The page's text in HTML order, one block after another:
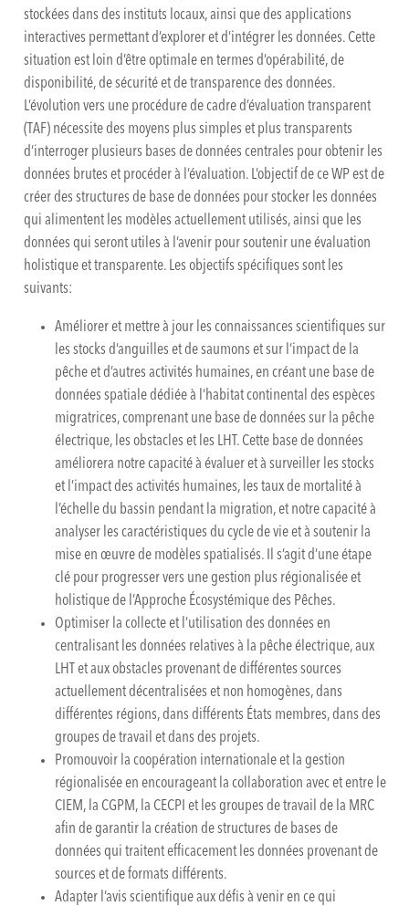
stockées dans des instituts locaux, ainsi que des applications
interactives permettant d’explorer et d’intégrer les données. Cette
situation est loin d’être optimale en termes d’opérabilité, de
disponibilité, de sécurité et de transparence des données.
L’évolution vers une procédure de cadre d’évaluation transparent
(TAF) nécessite des moyens plus simples et plus transparents
d’interroger plusieurs bases de données centrales pour obtenir les
données brutes et procéder à l’évaluation. L’objectif de ce WP est de
créer des structures de base de données pour stocker les données
qui alimentent les modèles actuellement utilisés, ainsi que les
données qui seront utiles à l’avenir pour soutenir une évaluation
holistique et transparente. Les objectifs spécifiques sont les
suivants:
Améliorer et mettre à jour les connaissances scientifiques sur
les stocks d’anguilles et de saumons et sur l’impact de la
pêche et d’autres activités humaines, en créant une base de
données spatiale dédiée à l’habitat continental des espèces
migratrices, comprenant une base de données sur la pêche
électrique, les obstacles et les LHT. Cette base de données
améliorera notre capacité à évaluer et à surveiller les stocks
et l’impact des activités humaines, les taux de mortalité à
l’échelle du bassin pendant la migration, et notre capacité à
analyser les caractéristiques du cycle de vie et à soutenir la
mise en œuvre de modèles spatialisés. Il s’agit d’une étape
clé pour progresser vers une gestion plus régionalisée et
holistique de l’Approche Écosystémique des Pêches.
Optimiser la collecte et l’utilisation des données en
centralisant les données relatives à la pêche électrique, aux
LHT et aux obstacles provenant de différentes sources
actuellement décentralisées et non homogènes, dans
différentes régions, dans différents États membres, dans des
groupes de travail et dans des projets.
Promouvoir la coopération internationale et la gestion
régionalisée en encourageant la collaboration avec et entre le
CIEM, la CGPM, la CECPI et les groupes de travail de la MRC
afin de garantir la création de structures de bases de
données qui traitent efficacement les données provenant de
sources et de formats différents.
Adapter l’avis scientifique aux défis à venir en ce qui